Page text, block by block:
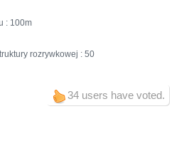
: 100
rozrywkowej : 50
34 users have voted.